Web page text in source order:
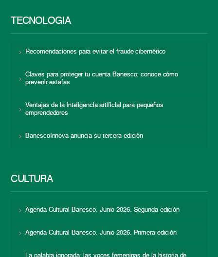
TECNOLOGÍA
Recomendaciones para evitar el fraude cibernético
Claves para proteger tu cuenta Banesco: conoce cómo
prevenir estafas
Ventajas de la inteligencia artificial para pequeños
emprendedores
BanescoInnova anuncia su tercera edición
CULTURA
Agenda Cultural Banesco. Junio 2026. Segunda edición
Agenda Cultural Banesco. Junio 2026. Primera edición